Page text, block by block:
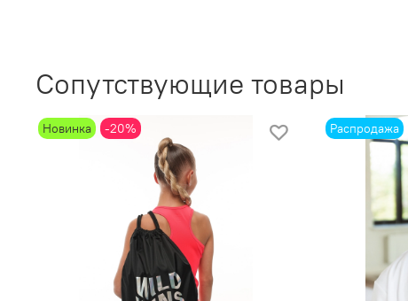
Сопутствующие товары
Новинка -20% Распродажа